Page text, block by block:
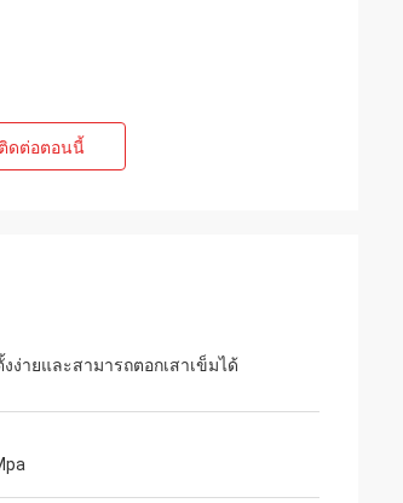
ติดต่อตอนนี้
ง่ายและสามารถตอกเสาเข็มได้